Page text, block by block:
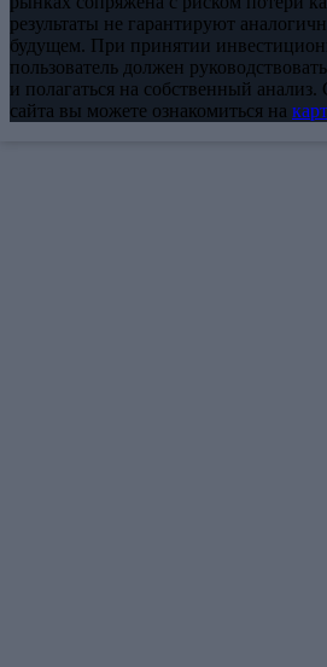
результаты не гарантируют
будущем. При принятии
пользователь должен
и полагаться на собственный
сайта вы можете ознакомиться на